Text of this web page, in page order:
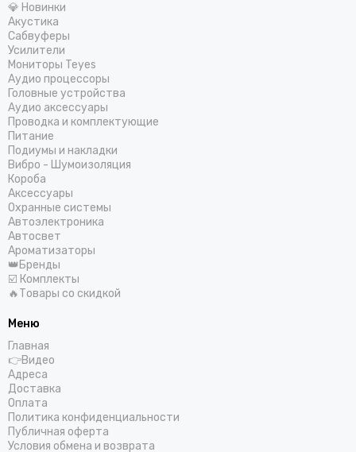
💎 Новинки
Акустика
Сабвуферы
Усилители
Мониторы Teyes
Аудио процессоры
Головные устройства
Аудио аксессуары
Проводка и комплектующие
Питание
Подиумы и накладки
Вибро - Шумоизоляция
Короба
Аксессуары
Охранные системы
Автоэлектроника
Автосвет
Ароматизаторы
👑Бренды
☑️ Комплекты
🔥Товары со скидкой
Меню
Главная
👉Видео
Адреса
Доставка
Оплата
Политика конфиденциальности
Публичная оферта
Условия обмена и возврата